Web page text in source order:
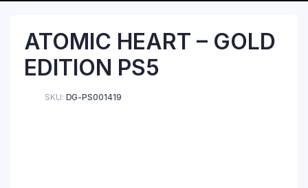
ATOMIC HEART – GOLD
EDITION PS5
SKU: DG-PS001419